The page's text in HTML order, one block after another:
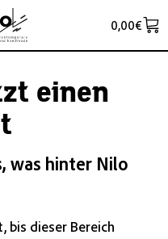
0,00€
einen
was hinter Nilo
bis dieser Bereich